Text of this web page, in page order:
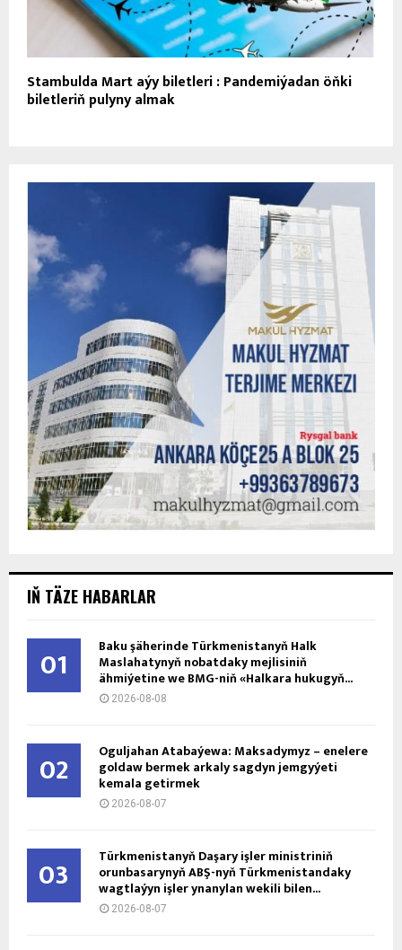
Stambulda Mart aýy biletleri : Pandemiýadan öňki
biletleriň pulyny almak
IŇ TÄZE HABARLAR
01 Baku şäherinde Türkmenistanyň Halk
Maslahatynyň nobatdaky mejlisiniň
ähmiýetine we BMG-niň «Halkara hukugyň...
2026-08-08
02 Oguljahan Atabaýewa: Maksadymyz – enelere
goldaw bermek arkaly sagdyn jemgyýeti
kemala getirmek
2026-08-07
03 Türkmenistanyň Daşary işler ministriniň
orunbasarynyň ABŞ-nyň Türkmenistandaky
wagtlaýyn işler ynanylan wekili bilen...
2026-08-07